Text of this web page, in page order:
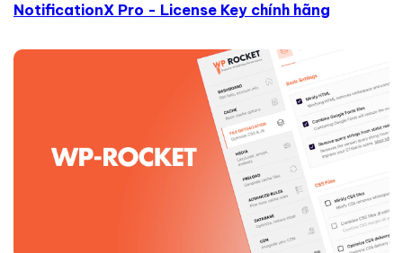
NotificationX Pro - License Key chính hãng